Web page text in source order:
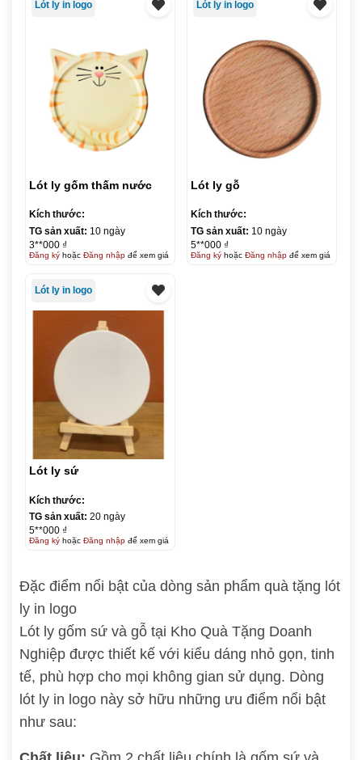
Lót ly in logo
Lót ly gốm thấm nước
Kích thước:
TG sản xuất: 10 ngày
3**000 ₫
Đăng kýhoặc Đăng nhậpđể xem giá
Lót ly in logo
Lót ly gỗ
Kích thước:
TG sản xuất: 10 ngày
5**000 ₫
Đăng kýhoặc Đăng nhậpđể xem giá
Lót ly in logo
Lót ly sứ
Kích thước:
TG sản xuất: 20 ngày
5**000 ₫
Đăng kýhoặc Đăng nhậpđể xem giá
Đặc điểm nổi bật của dòng sản phẩm quà tặng lót
ly in logo
Lót ly gốm sứ và gỗ tại Kho Quà Tặng Doanh
Nghiệp được thiết kế với kiểu dáng nhỏ gọn, tinh
tế, phù hợp cho mọi không gian sử dụng. Dòng
lót ly in logo này sở hữu những ưu điểm nổi bật
như sau: